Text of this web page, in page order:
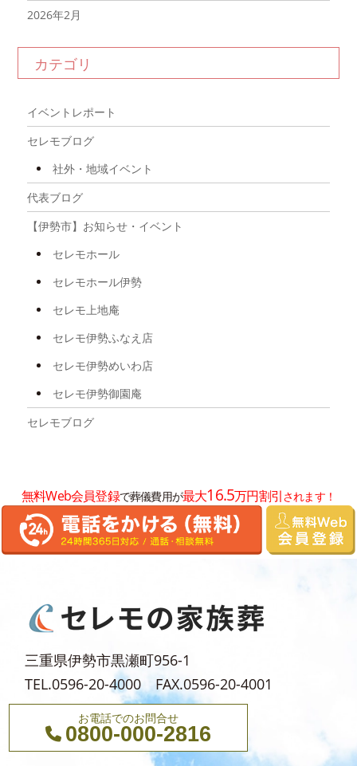
2026年2月
2025年12月
2025年10月
2025年8月
2025年7月
2025年2月
2025年1月
2024年12月
2024年8月
2024年7月
2024年6月
2024年4月
2024年1月
2023年12月
カテゴリ
イベントレポート
セレモブログ
社外・地域イベント
代表ブログ
【伊勢市】お知らせ・イベント
セレモホール
セレモホール伊勢
セレモ上地庵
セレモ伊勢ふなえ店
セレモ伊勢めいわ店
セレモ伊勢御園庵
セレモブログ
無料Web会員登録で葬儀費用が最大16.5万円割引されます！
三重県伊勢市黒瀬町956-1
TEL.0596-20-4000 FAX.0596-20-4001
お電話でのお問合せ
0800-000-2816